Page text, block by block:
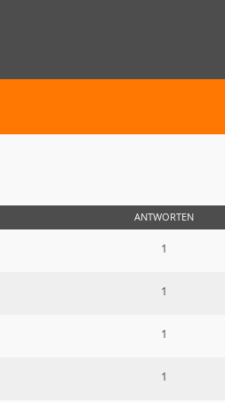
ANTWORTEN
1
1
1
1